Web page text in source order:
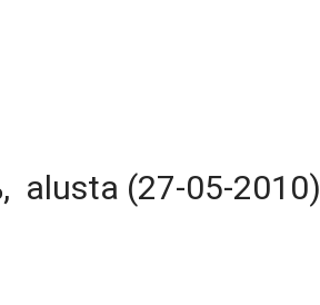
alusta (27-05-2010)